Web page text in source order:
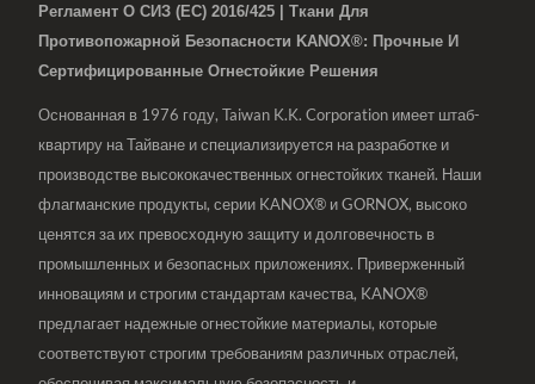
Регламент О СИЗ (ЕС) 2016/425 | Ткани Для
Противопожарной Безопасности KANOX®: Прочные И
Сертифицированные Огнестойкие Решения
Основанная в 1976 году, Taiwan K.K. Corporation имеет штаб-
квартиру на Тайване и специализируется на разработке и
производстве высококачественных огнестойких тканей. Наши
флагманские продукты, серии KANOX® и GORNOX, высоко
ценятся за их превосходную защиту и долговечность в
промышленных и безопасных приложениях. Приверженный
инновациям и строгим стандартам качества, KANOX®
предлагает надежные огнестойкие материалы, которые
соответствуют строгим требованиям различных отраслей,